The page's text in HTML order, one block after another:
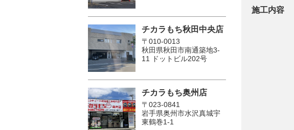
施工内容
チカラもち秋田中央店
〒010-0013
秋田県秋田市南通築地3-
11 ドットビル202号
チカラもち奥州店
〒023-0841
岩手県奥州市水沢真城宇
東鶴巻1‐1